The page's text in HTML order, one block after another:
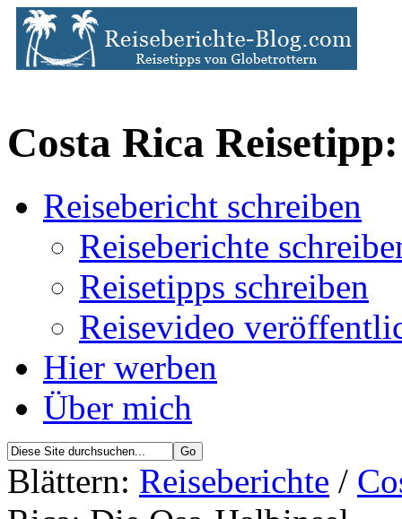
Costa Rica
Reisebericht schreiben
Reiseberichte
Reisetipps schreiben
Reisevideo
Hier werben
Über mich
Blättern: Reiseberichte /